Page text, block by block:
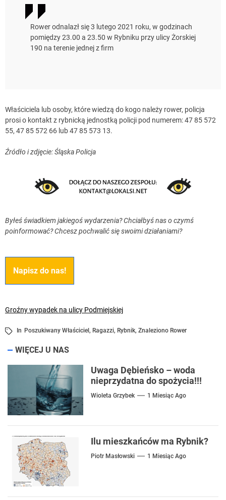
Rower odnalazł się 3 lutego 2021 roku, w godzinach
pomiędzy 23.00 a 23.50 w Rybniku przy ulicy Żorskiej
190 na terenie jednej z firm
Właściciela lub osoby, które wiedzą do kogo należy rower, policja
prosi o kontakt z rybnicką jednostką policji pod numerem: 47 85 572
55, 47 85 572 66 lub 47 85 573 13.
Źródło i zdjęcie: Śląska Policja
Byłeś świadkiem jakiegoś wydarzenia? Chciałbyś nas o czymś
poinformować? Chcesz pochwalić się swoimi działaniami?
Napisz do nas!
Groźny wypadek na ulicy Podmiejskiej
In Poszukiwany Właściciel , Ragazzi, Rybnik, Znaleziono Rower
WIĘCEJ U NAS
Uwaga Dębieńsko – woda
nieprzydatna do spożycia!!!
Wioleta Grzybek 1 Miesiąc Ago
Ilu mieszkańców ma Rybnik?
Piotr Masłowski 1 Miesiąc Ago